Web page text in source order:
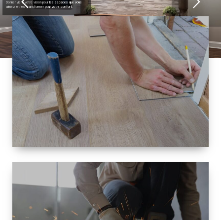
Donner vie à votre vision pour les espaces que vous
aimez et les transformer pour votre confort.
TAILLE
PETITE À
GRANDE
RÉNOVATION